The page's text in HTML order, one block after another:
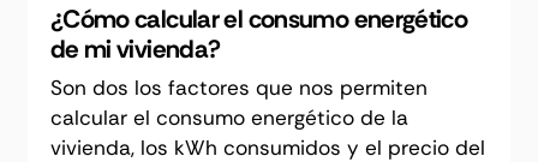
¿Cómo calcular el consumo energético
de mi vivienda?
Son dos los factores que nos permiten
calcular el consumo energético de la
vivienda, los kWh consumidos y el precio del